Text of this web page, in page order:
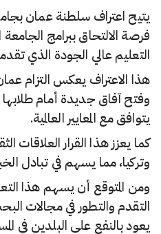
يتيح اعتراف سلطنة عمان
فرصة الالتحاق ببرامج الجامعة
التعليم عالي الجودة الذي
هذا الاعتراف يعكس التزام
وفتح آفاق جديدة أمام
يتوافق مع المعايير العالمية.
كما يعزز هذا القرار العلاقات
وتركيا، مما يسهم في تبادل
ومن المتوقع أن يسهم هذا
التقدم والتطور في مجالات
يعود بالنفع على البلدين في